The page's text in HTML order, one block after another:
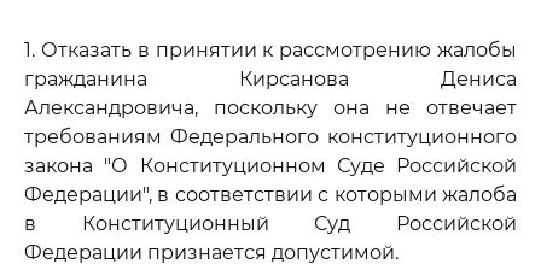
1. Отказать в принятии к рассмотрению жалобы
гражданина Кирсанова Дениса
Александровича, поскольку она не отвечает
требованиям Федерального конституционного
закона "О Конституционном Суде Российской
Федерации", в соответствии с которыми жалоба
в Конституционный Суд Российской
Федерации признается допустимой.